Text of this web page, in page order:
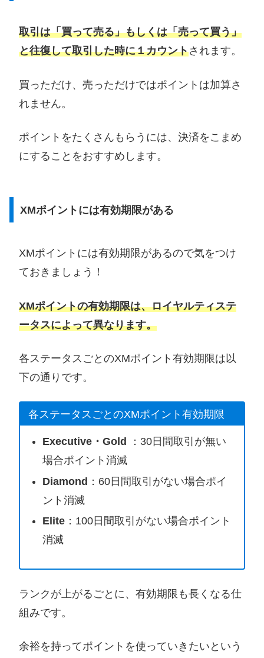
取引は「買って売る」もしくは「売って買う」
と往復して取引した時に１カウントされます。
買っただけ、売っただけではポイントは加算さ
れません。
ポイントをたくさんもらうには、決済をこまめ
にすることをおすすめします。
XMポイントには有効期限がある
XMポイントには有効期限があるので気をつけ
ておきましょう！
XMポイントの有効期限は、ロイヤルティステ
ータスによって異なります。
各ステータスごとのXMポイント有効期限は以
下の通りです。
各ステータスごとのXMポイント有効期限
Executive・Gold
：30日間取引が無い
場合ポイント消滅
Diamond ：60日間取引がない場合ポイ
ント消滅
Elite：100日間取引がない場合ポイント
消滅
ランクが上がるごとに、有効期限も長くなる仕
組みです。
余裕を持ってポイントを使っていきたいという